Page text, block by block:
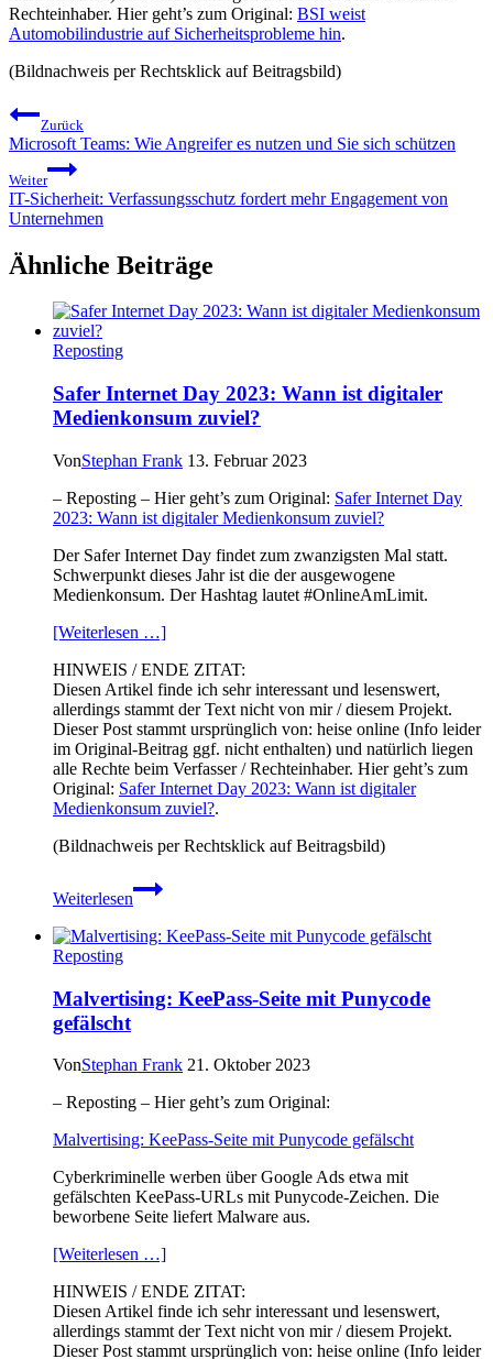
Rechteinhaber. Hier geht’s zum Original: BSI weist
Automobilindustrie auf Sicherheitsprobleme hin.
(Bildnachweis per Rechtsklick auf Beitragsbild)
Beitragsnavigation
Zurück
Microsoft Teams: Wie Angreifer es nutzen und Sie sich schützen
Weiter
IT-Sicherheit: Verfassungsschutz fordert mehr Engagement von
Unternehmen
Ähnliche Beiträge
Reposting
Safer Internet Day 2023: Wann ist digitaler
Medienkonsum zuviel?
VonStephan Frank 13. Februar 2023
– Reposting – Hier geht’s zum Original: Safer Internet Day
2023: Wann ist digitaler Medienkonsum zuviel?
Der Safer Internet Day findet zum zwanzigsten Mal statt.
Schwerpunkt dieses Jahr ist die der ausgewogene
Medienkonsum. Der Hashtag lautet #OnlineAmLimit.
[Weiterlesen …]
HINWEIS / ENDE ZITAT:
Diesen Artikel finde ich sehr interessant und lesenswert,
allerdings stammt der Text nicht von mir / diesem Projekt.
Dieser Post stammt ursprünglich von: heise online (Info leider
im Original-Beitrag ggf. nicht enthalten) und natürlich liegen
alle Rechte beim Verfasser / Rechteinhaber. Hier geht’s zum
Original: Safer Internet Day 2023: Wann ist digitaler
Medienkonsum zuviel?.
(Bildnachweis per Rechtsklick auf Beitragsbild)
Weiterlesen
Safer
Internet
2023:
digitaler
Reposting
Malvertising: KeePass-Seite mit Punycode
gefälscht
VonStephan Frank 21. Oktober 2023
– Reposting – Hier geht’s zum Original:
Malvertising: KeePass-Seite mit Punycode gefälscht
Cyberkriminelle werben über Google Ads etwa mit
gefälschten KeePass-URLs mit Punycode-Zeichen. Die
beworbene Seite liefert Malware aus.
[Weiterlesen …]
HINWEIS / ENDE ZITAT:
Diesen Artikel finde ich sehr interessant und lesenswert,
allerdings stammt der Text nicht von mir / diesem Projekt.
Dieser Post stammt ursprünglich von: heise online (Info leider